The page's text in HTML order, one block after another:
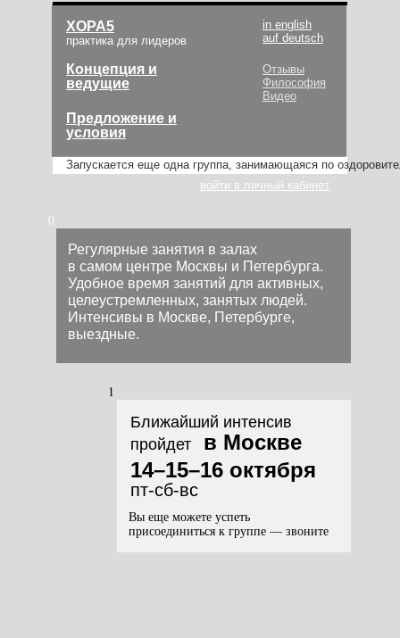
0
1
Вы еще можете успеть
присоединиться к группе — звоните
14–15–16 октября
в Москве
Регулярные занятия в залах
в самом центре Москвы и Петербурга.
Удобное время занятий для активных,
целеустремленных, занятых людей.
Интенсивы в Москве, Петербурге,
выездные.
Ближайший интенсив
пройдет
пт-сб-вс
Запускается еще одна группа, занимающаяся по
Концепция и
ведущие
Предложение и
условия
ХОРА5
практика для лидеров
in english
auf deutsch
Отзывы
Философия
Видео
войти в личный кабинет